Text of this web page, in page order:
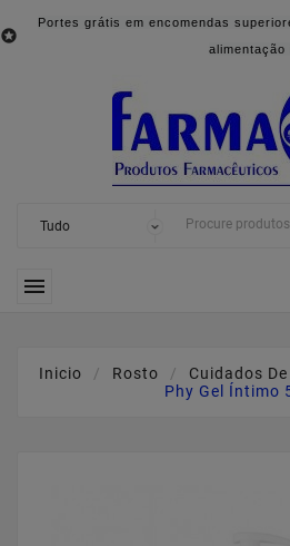

Portes grátis em encomendas
alimentação

Inicio Rosto Cuidados
Phy Gel Íntimo